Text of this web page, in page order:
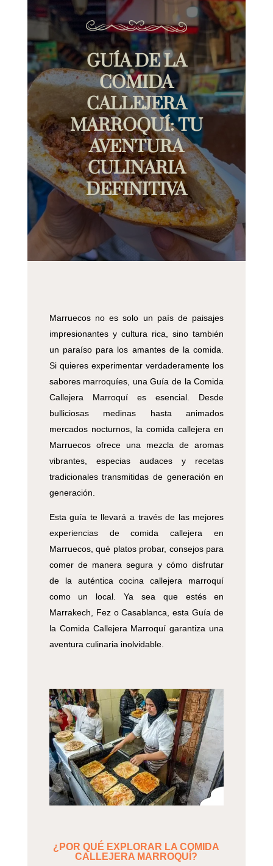
GUÍA DE LA
COMIDA
CALLEJERA
MARROQUÍ: TU
AVENTURA
CULINARIA
DEFINITIVA
Marruecos no es solo un país de paisajes
impresionantes y cultura rica, sino también
un paraíso para los amantes de la comida.
Si quieres experimentar verdaderamente los
sabores marroquíes, una Guía de la Comida
Callejera Marroquí es esencial. Desde
bulliciosas medinas hasta animados
mercados nocturnos, la comida callejera en
Marruecos ofrece una mezcla de aromas
vibrantes, especias audaces y recetas
tradicionales transmitidas de generación en
generación.
Esta guía te llevará a través de las mejores
experiencias de comida callejera en
Marruecos, qué platos probar, consejos para
comer de manera segura y cómo disfrutar
de la auténtica cocina callejera marroquí
como un local. Ya sea que estés en
Marrakech, Fez o Casablanca, esta Guía de
la Comida Callejera Marroquí garantiza una
aventura culinaria inolvidable.
¿POR QUÉ EXPLORAR LA COMIDA
CALLEJERA MARROQUÍ?